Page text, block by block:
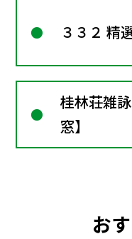
３３２ 精
桂林荘雑
窓】
お